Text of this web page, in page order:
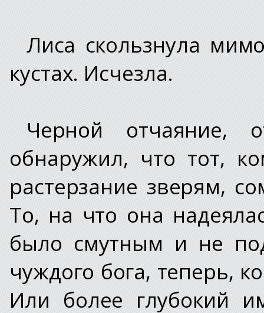
Лиса скользнула
кустах. Исчезла.
Черной отчаяние,
обнаружил, что тот,
растерзание зверям,
То, на что она
было смутным и не
чуждого бога, теперь,
Или более глубокий